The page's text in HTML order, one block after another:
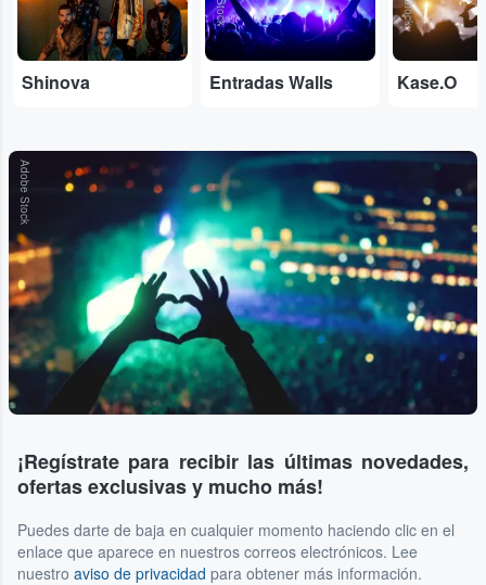
Shinova Entradas Walls Kase.O
Adobe Stock
¡Regístrate para recibir las últimas novedades,
ofertas exclusivas y mucho más!
Puedes darte de baja en cualquier momento haciendo clic en el
enlace que aparece en nuestros correos electrónicos. Lee
nuestro aviso de privacidad para obtener más información.